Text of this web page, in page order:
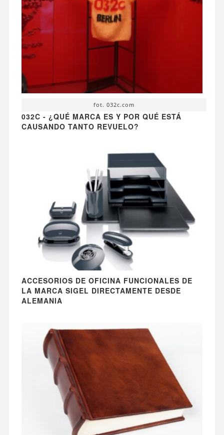
fot. 032c.com
032C - ¿QUÉ MARCA ES Y POR QUÉ ESTÁ
CAUSANDO TANTO REVUELO?
ACCESORIOS DE OFICINA FUNCIONALES DE
LA MARCA SIGEL DIRECTAMENTE DESDE
ALEMANIA